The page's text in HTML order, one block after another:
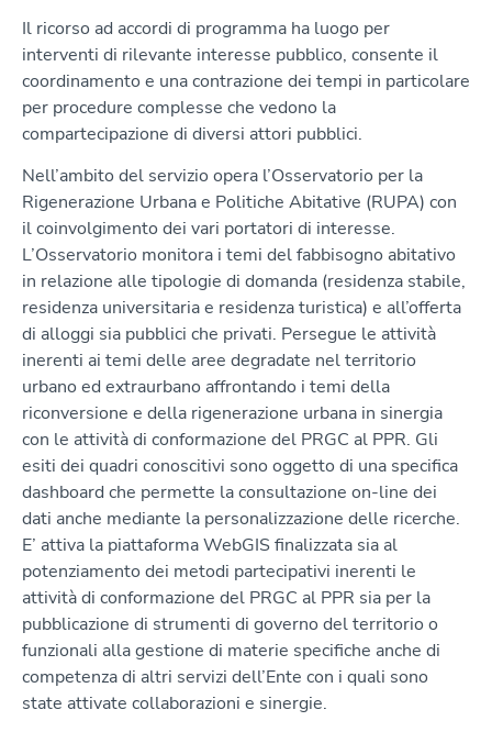
Il ricorso ad accordi di programma ha luogo per
interventi di rilevante interesse pubblico, consente il
coordinamento e una contrazione dei tempi in particolare
per procedure complesse che vedono la
compartecipazione di diversi attori pubblici.
Nell’ambito del servizio opera l’Osservatorio per la
Rigenerazione Urbana e Politiche Abitative (RUPA) con
il coinvolgimento dei vari portatori di interesse.
L’Osservatorio monitora i temi del fabbisogno abitativo
in relazione alle tipologie di domanda (residenza stabile,
residenza universitaria e residenza turistica) e all’offerta
di alloggi sia pubblici che privati. Persegue le attività
inerenti ai temi delle aree degradate nel territorio
urbano ed extraurbano affrontando i temi della
riconversione e della rigenerazione urbana in sinergia
con le attività di conformazione del PRGC al PPR. Gli
esiti dei quadri conoscitivi sono oggetto di una specifica
dashboard che permette la consultazione on-line dei
dati anche mediante la personalizzazione delle ricerche.
E’ attiva la piattaforma WebGIS finalizzata sia al
potenziamento dei metodi partecipativi inerenti le
attività di conformazione del PRGC al PPR sia per la
pubblicazione di strumenti di governo del territorio o
funzionali alla gestione di materie specifiche anche di
competenza di altri servizi dell’Ente con i quali sono
state attivate collaborazioni e sinergie.